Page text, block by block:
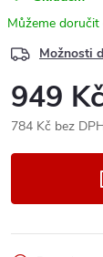
Možnosti
949 Kč
784 Kč bez